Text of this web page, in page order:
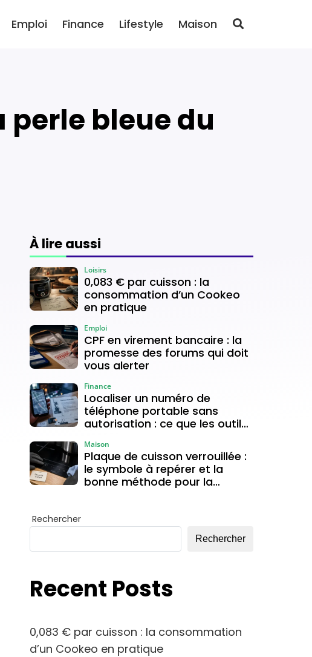
Emploi Finance Lifestyle Maison
À lire aussi
0,083 € par cuisson : la
consommation d’un Cookeo
en pratique
Loisirs
CPF en virement bancaire : la
promesse des forums qui doit
vous alerter
Emploi
Localiser un numéro de
téléphone portable sans
autorisation : ce que les outils
Finance
Plaque de cuisson verrouillée :
le symbole à repérer et la
bonne méthode pour la
Maison
Rechercher
Rechercher
Recent Posts
0,083 € par cuisson : la consommation
d’un Cookeo en pratique